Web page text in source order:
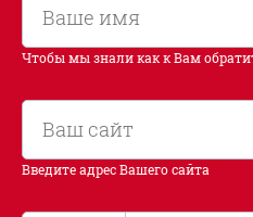
Чтобы мы знали как к Вам
Введите адрес Вашего сайта